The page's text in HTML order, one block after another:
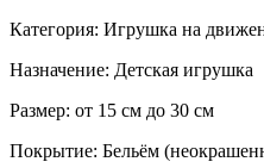
Категория: Игрушка на
Назначение: Детская игрушка
Размер: от 15 см до 30 см
Покрытие: Бельём